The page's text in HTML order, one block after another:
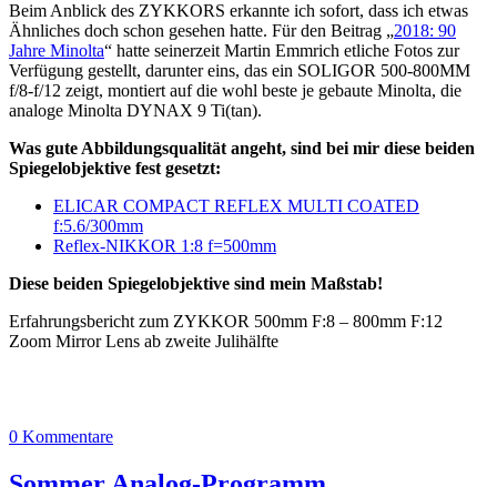
Beim Anblick des ZYKKORS erkannte ich sofort, dass ich etwas
Ähnliches doch schon gesehen hatte. Für den Beitrag „2018: 90
Jahre Minolta“ hatte seinerzeit Martin Emmrich etliche Fotos zur
Verfügung gestellt, darunter eins, das ein SOLIGOR 500-800MM
f/8-f/12 zeigt, montiert auf die wohl beste je gebaute Minolta, die
analoge Minolta DYNAX 9 Ti(tan).
Was gute Abbildungsqualität angeht, sind bei mir diese beiden
Spiegelobjektive fest gesetzt:
ELICAR COMPACT REFLEX MULTI COATED
f:5.6/300mm
Reflex-NIKKOR 1:8 f=500mm
Diese beiden Spiegelobjektive sind mein Maßstab!
Erfahrungsbericht zum ZYKKOR 500mm F:8 – 800mm F:12
Zoom Mirror Lens ab zweite Julihälfte
0 Kommentare